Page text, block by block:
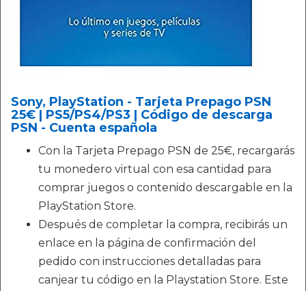
Sony, PlayStation - Tarjeta Prepago PSN
25€ | PS5/PS4/PS3 | Código de descarga
PSN - Cuenta española
Con la Tarjeta Prepago PSN de 25€, recargarás
tu monedero virtual con esa cantidad para
comprar juegos o contenido descargable en la
PlayStation Store.
Después de completar la compra, recibirás un
enlace en la página de confirmación del
pedido con instrucciones detalladas para
canjear tu código en la Playstation Store. Este